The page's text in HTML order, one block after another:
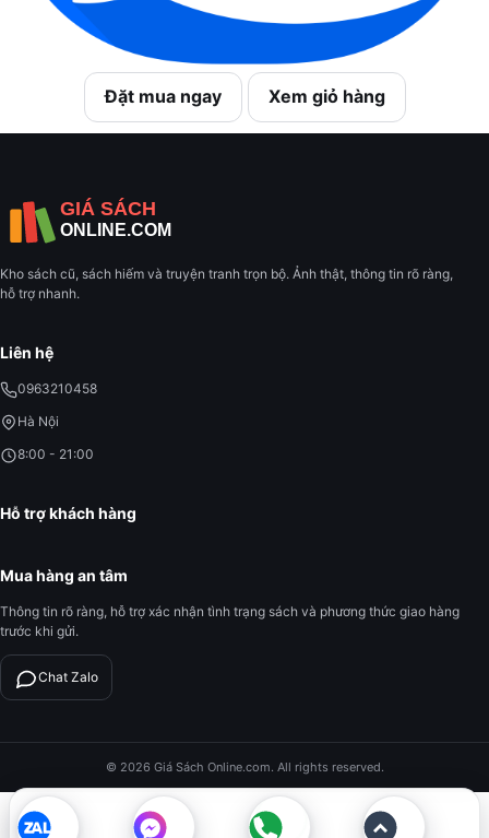
Đặt mua ngay Xem giỏ hàng
Kho sách cũ, sách hiếm và truyện tranh trọn bộ. Ảnh thật, thông tin rõ ràng,
hỗ trợ nhanh.
Liên hệ
0963210458
Hà Nội
8:00 - 21:00
Hỗ trợ khách hàng
Mua hàng an tâm
Thông tin rõ ràng, hỗ trợ xác nhận tình trạng sách và phương thức giao hàng
trước khi gửi.
Chat Zalo
© 2026 Giá Sách Online.com. All rights reserved.